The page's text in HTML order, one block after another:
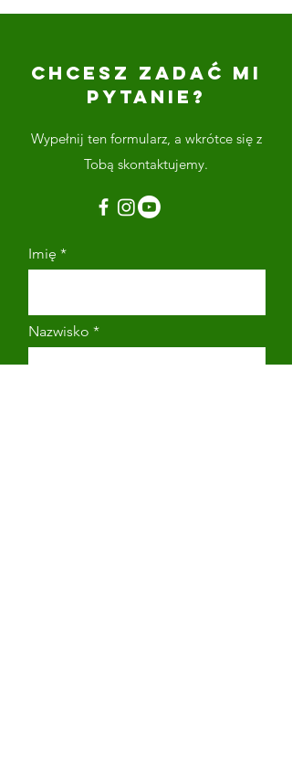
CHCESZ ZADAĆ MI
PYTANIE?
Wypełnij ten formularz, a wkrótce się z
Tobą skontaktujemy.
Imię
Nazwisko